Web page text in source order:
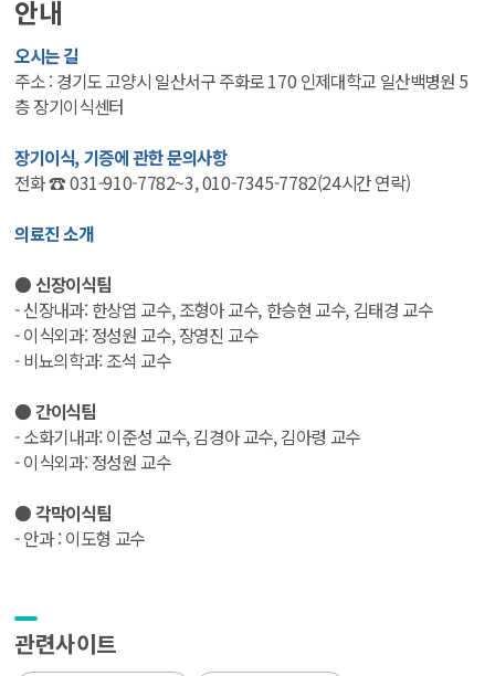
안내
오시는 길
주소 : 경기도 고양시 일산서구 주화로 170 인제대학교 일산백병원 5
층 장기이식센터
장기이식, 기증에 관한 문의사항
전화 ☎ 031-910-7782~3, 010-7345-7782(24시간 연락)
의료진 소개
● 신장이식팀
- 신장내과: 한상엽 교수, 조형아 교수, 한승현 교수, 김태경 교수
- 이식외과: 정성원 교수, 장영진 교수
- 비뇨의학과: 조석 교수
● 간이식팀
- 소화기내과: 이준성 교수, 김경아 교수, 김아령 교수
- 이식외과: 정성원 교수
● 각막이식팀
- 안과 : 이도형 교수
관련사이트